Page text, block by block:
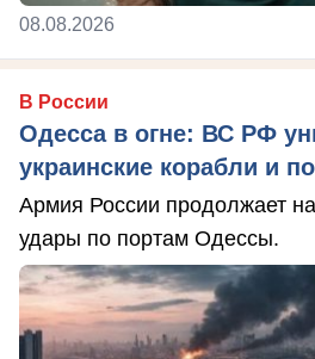
08.08.2026
В России
Одесса в огне: ВС РФ
украинские корабли и
Армия России продолжает
удары по портам Одессы.